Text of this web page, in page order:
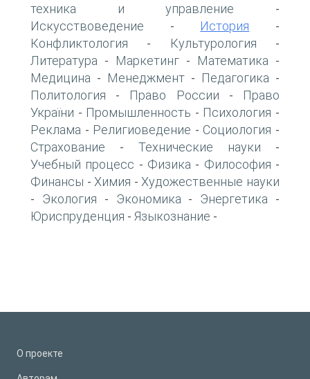
техника и управление -
Искусствоведение - История -
Конфликтология - Культурология -
Литература - Маркетинг - Математика -
Медицина - Менеджмент - Педагогика -
Политология - Право России -
Право
України - Промышленность - Психология -
Реклама - Религиоведение - Социология -
Страхование - Технические науки -
Учебный процесс - Физика - Философия -
Финансы - Химия - Художественные науки
- Экология - Экономика - Энергетика -
Юриспруденция - Языкознание -
О проекте